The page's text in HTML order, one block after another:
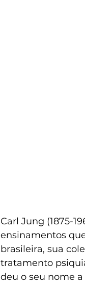
Carl Jung (1875-
ensinamentos
brasileira, sua
tratamento
deu o seu nome